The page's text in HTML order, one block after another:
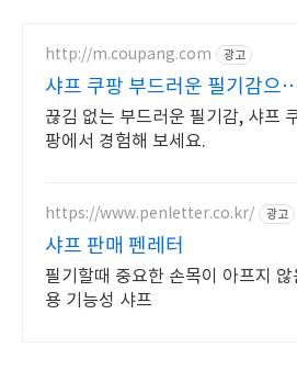
http://m.coupang.com 광고
샤프 쿠팡 부드러운 필기감으
집중
끊김 없는 부드러운 필기감, 샤프
팡에서 경험해 보세요.
https://www.penletter.co.kr/ 광고
샤프 판매 펜레터
필기할때 중요한 손목이 아프지
용 기능성 샤프